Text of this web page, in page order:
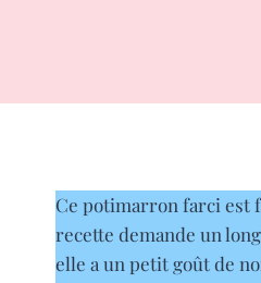
Ce potimarron farci est
recette demande un
elle a un petit goût de